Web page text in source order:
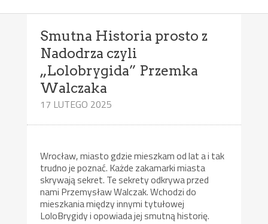
Smutna Historia prosto z
Nadodrza czyli
„Lolobrygida” Przemka
Walczaka
17 LUTEGO 2025
Wrocław, miasto gdzie mieszkam od lat a i tak
trudno je poznać. Każde zakamarki miasta
skrywają sekret. Te sekrety odkrywa przed
nami Przemysław Walczak. Wchodzi do
mieszkania między innymi tytułowej
LoloBrygidy i opowiada jej smutną historię.